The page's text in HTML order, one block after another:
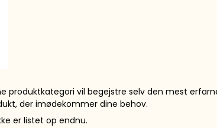
produktkategori vil begejstre selv den mest
der imødekommer dine behov.
er listet op endnu.